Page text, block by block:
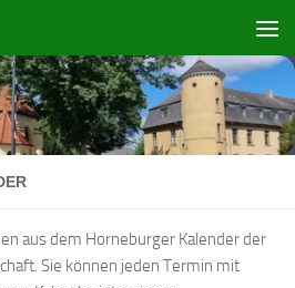
aus dem Horneburger Kalender der
Sie können jeden Termin mit